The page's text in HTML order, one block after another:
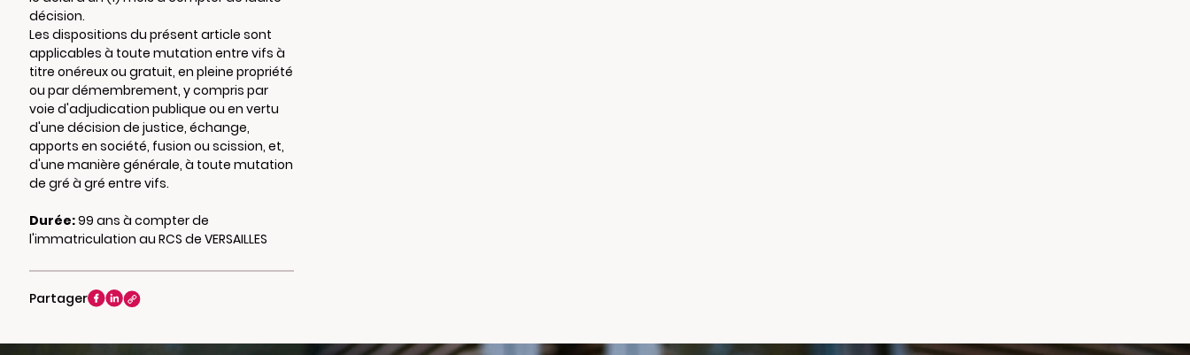
décision.
Les dispositions du présent article sont
applicables à toute mutation entre vifs à
titre onéreux ou gratuit, en pleine propriété
ou par démembrement, y compris par
voie d'adjudication publique ou en vertu
d'une décision de justice, échange,
apports en société, fusion ou scission, et,
d'une manière générale, à toute mutation
de gré à gré entre vifs.
Durée:99 ans à compter de
l'immatriculation au RCS de VERSAILLES
Partager